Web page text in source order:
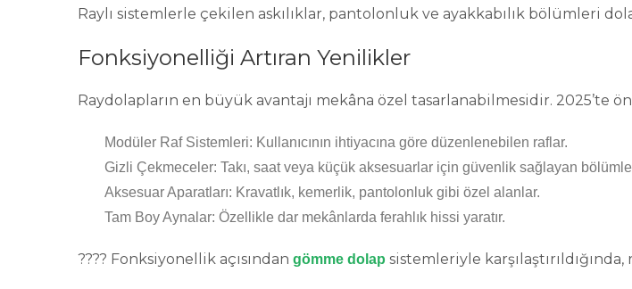
Raylı sistemlerle çekilen askılıklar, pantolonluk ve ayakkabılık bölümleri
Fonksiyonelliği Artıran Yenilikler
Raydolapların en büyük avantajı mekâna özel tasarlanabilmesidir. 2025’te
Modüler Raf Sistemleri: Kullanıcının ihtiyacına göre düzenlenebilen raflar.
Gizli Çekmeceler: Takı, saat veya küçük aksesuarlar için güvenlik sağlayan
Aksesuar Aparatları: Kravatlık, kemerlik, pantolonluk gibi özel alanlar.
Tam Boy Aynalar: Özellikle dar mekânlarda ferahlık hissi yaratır.
???? Fonksiyonellik açısından gömme dolap sistemleriyle